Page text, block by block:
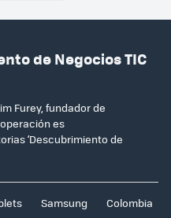
de Negocios TIC
Furey, fundador de
es
‘Descubrimiento de
Samsung Colombia